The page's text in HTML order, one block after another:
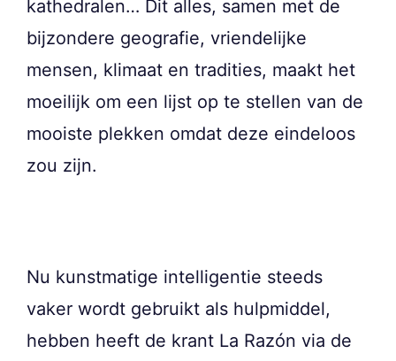
kathedralen… Dit alles, samen met de
bijzondere geografie, vriendelijke
mensen, klimaat en tradities, maakt het
moeilijk om een lijst op te stellen van de
mooiste plekken omdat deze eindeloos
zou zijn.
Nu kunstmatige intelligentie steeds
vaker wordt gebruikt als hulpmiddel,
hebben heeft de krant La Razón via de